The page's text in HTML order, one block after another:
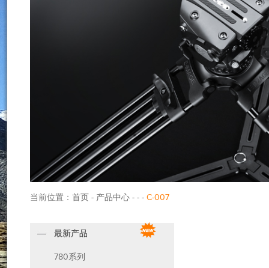
当前位置： 首页 - 产品中心 - - - C-007
最新产品
780系列